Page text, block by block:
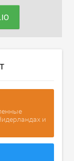
и